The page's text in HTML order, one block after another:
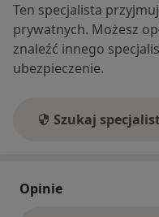
Ten specjalista
prywatnych. Możesz
znaleźć innego
ubezpieczenie.
Szukaj
Opinie